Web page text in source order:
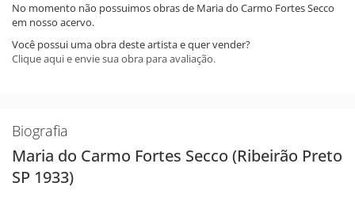
No momento não possuimos obras de Maria do Carmo Fortes Secco
em nosso acervo.
Você possui uma obra deste artista e quer vender?
Clique aqui e envie sua obra para avaliação.
Biografia
Maria do Carmo Fortes Secco (Ribeirão Preto
SP 1933)